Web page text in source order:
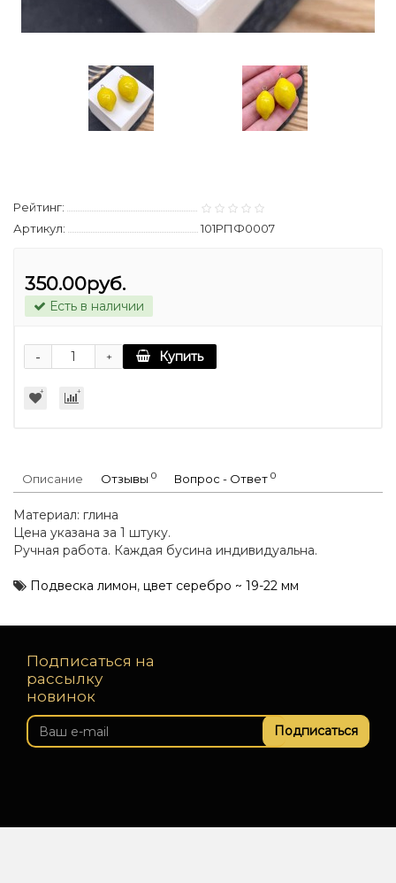
Рейтинг:
Артикул:
101РПФ0007
350.00руб.
Есть в наличии
+
- Купить
Описание Отзывы 0 Вопрос - Ответ 0
Материал: глина
Цена указана за 1 штуку.
Ручная работа. Каждая бусина индивидуальна.
Подвеска лимон, цвет серебро ~ 19-22 мм
Подписаться на
рассылку
новинок
Подписаться